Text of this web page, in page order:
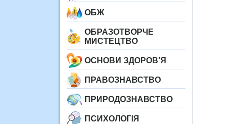
ОБЖ
ОБРАЗОТВОРЧЕ
МИСТЕЦТВО
ОСНОВИ ЗДОРОВ’Я
ПРАВОЗНАВСТВО
ПРИРОДОЗНАВСТВО
ПСИХОЛОГІЯ